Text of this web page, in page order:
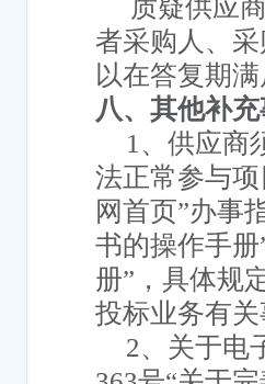
质疑供应
者采购人、
以在答复期
八、其他补
1、供应商
法正常参与
网首页”办事
书的操作手
册”，具体规
投标业务有
2、 关于电